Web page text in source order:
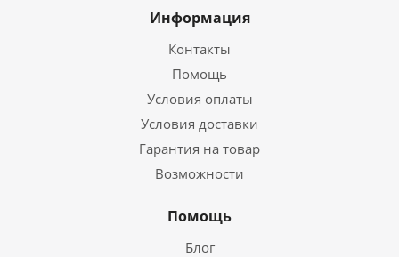
Информация
Контакты
Помощь
Условия оплаты
Условия доставки
Гарантия на товар
Возможности
Помощь
Блог